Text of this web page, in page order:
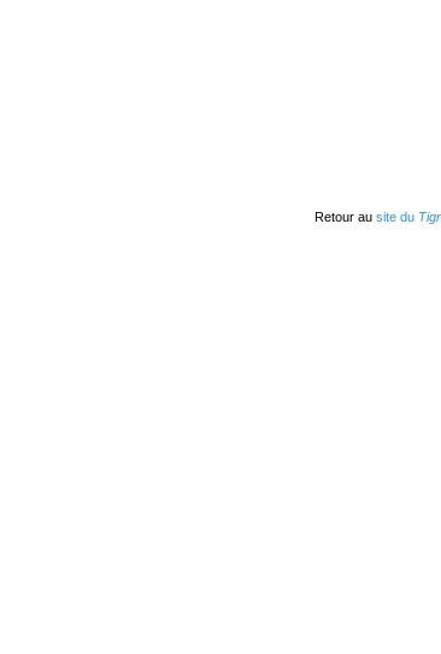
Retour au site du